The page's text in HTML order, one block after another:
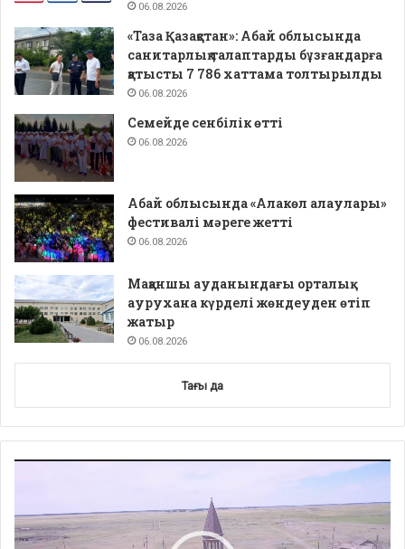
06.08.2026
«Таза Қазақстан»: Абай облысында
санитарлық талаптарды бұзғандарға
қатысты 7 786 хаттама толтырылды
06.08.2026
Семейде сенбілік өтті
06.08.2026
Абай облысында «Алакөл алаулары»
фестивалі мәреге жетті
06.08.2026
Мақаншы ауданындағы орталық
аурухана күрделі жөндеуден өтіп
жатыр
06.08.2026
Тағы да